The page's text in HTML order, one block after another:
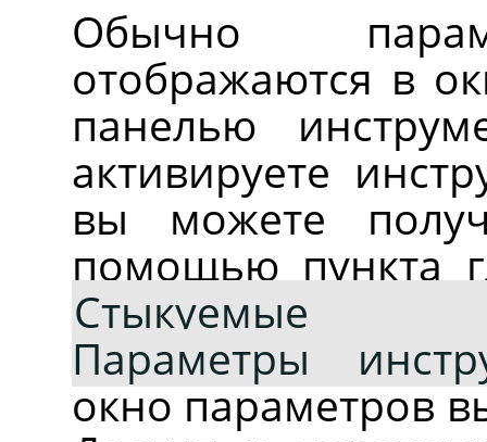
Обычно
отображаются в
панелью
активируете
вы можете
помощью пункта
Стыкуемые
Параметры
окно параметров